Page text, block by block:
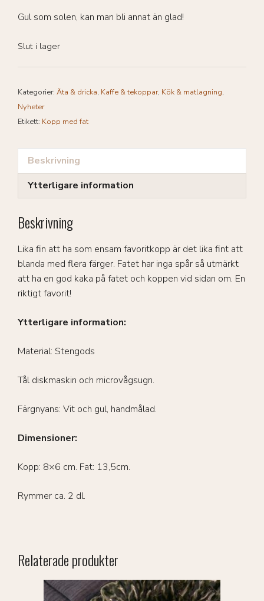
Gul som solen, kan man bli annat än glad!
Slut i lager
Kategorier: Äta & dricka, Kaffe & tekoppar, Kök & matlagning,
Nyheter
Etikett: Kopp med fat
Beskrivning
Ytterligare information
Beskrivning
Lika fin att ha som ensam favoritkopp är det lika fint att
blanda med flera färger. Fatet har inga spår så utmärkt
att ha en god kaka på fatet och koppen vid sidan om. En
riktigt favorit!
Ytterligare information:
Material: Stengods
Tål diskmaskin och microvågsugn.
Färgnyans: Vit och gul, handmålad.
Dimensioner:
Kopp: 8×6 cm. Fat: 13,5cm.
Rymmer ca. 2 dl.
Relaterade produkter